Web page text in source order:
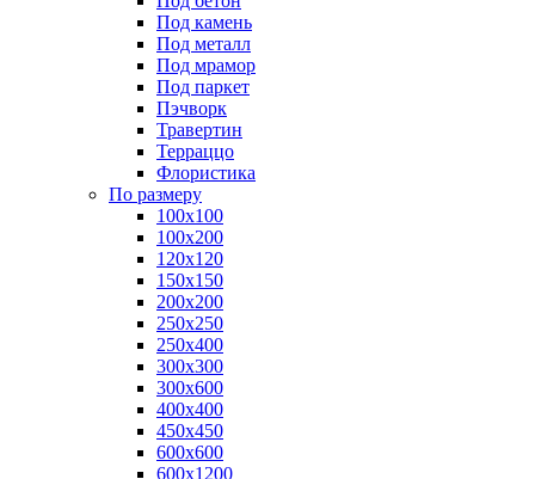
Под камень
Под металл
Под мрамор
Под паркет
Пэчворк
Травертин
Терраццо
Флористика
По размеру
100х100
100х200
120х120
150х150
200х200
250х250
250х400
300х300
300х600
400х400
450х450
600х600
600х1200